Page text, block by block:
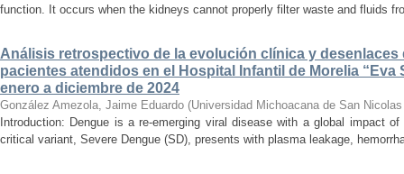
function. It occurs when the kidneys cannot properly filter waste and fluids
Análisis retrospectivo de la evolución clínica y desenlaces
pacientes atendidos en el Hospital Infantil de Morelia “Eva
enero a diciembre de 2024
González Amezola, Jaime Eduardo (Universidad Michoacana de San
Introduction: Dengue is a re-emerging viral disease with a global impact
critical variant, Severe Dengue (SD), presents with plasma leakage,